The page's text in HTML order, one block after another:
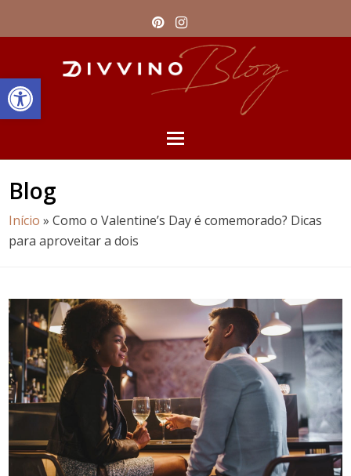
Barra de Ferramentas Aberta
Pinterest
Instagram
Mobile
Blog
Início »Como o Valentine’s Day é comemorado? Dicas
para aproveitar a dois